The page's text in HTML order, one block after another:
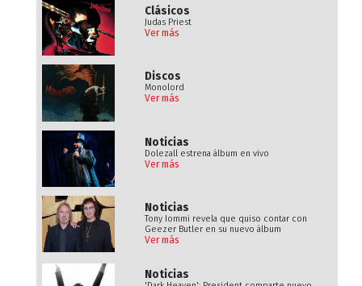
Clásicos
Judas Priest
Ver más
Discos
Monolord
Ver más
Noticias
Dolezall estrena álbum en vivo
Ver más
Noticias
Tony Iommi revela que quiso contar con
Geezer Butler en su nuevo álbum
Ver más
Noticias